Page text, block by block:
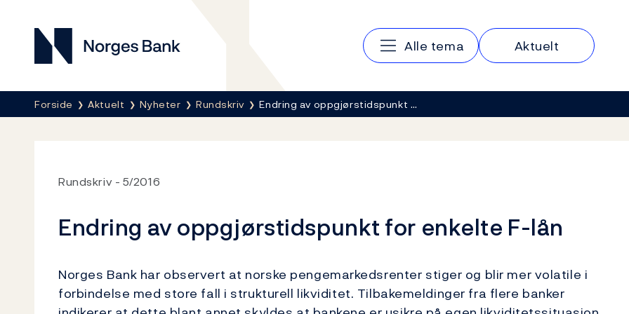
Norges Bank
Hovedmeny
Alle tema Aktuelt
Her er du nå:
Forside Aktuelt Nyheter Rundskriv Endring av oppgjørstidspunkt …
Rundskriv 5/2016
Endring av oppgjørstidspunkt for enkelte F-lån
Norges Bank har observert at norske pengemarkedsrenter stiger og blir mer volatile i
forbindelse med store fall i strukturell likviditet. Tilbakemeldinger fra flere banker